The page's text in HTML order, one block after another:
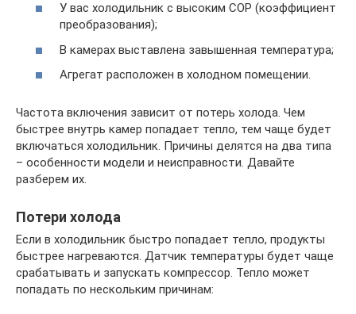
У вас холодильник с высоким COP (коэффициент
преобразования);
В камерах выставлена завышенная температура;
Агрегат расположен в холодном помещении.
Частота включения зависит от потерь холода. Чем
быстрее внутрь камер попадает тепло, тем чаще будет
включаться холодильник. Причины делятся на два типа
– особенности модели и неисправности. Давайте
разберем их.
Потери холода
Если в холодильник быстро попадает тепло, продукты
быстрее нагреваются. Датчик температуры будет чаще
срабатывать и запускать компрессор. Тепло может
попадать по нескольким причинам: